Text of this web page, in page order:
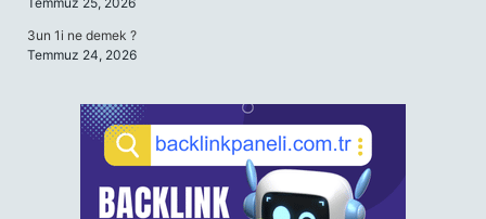
3un 1i ne demek ?
Temmuz 24, 2026